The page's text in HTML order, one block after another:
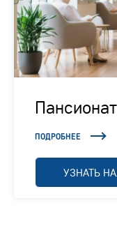
ПОДРОБНЕЕ
УЗНАТЬ